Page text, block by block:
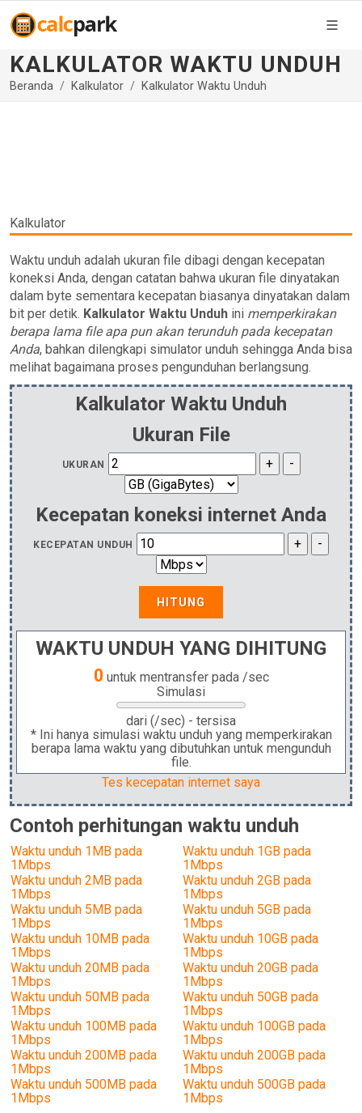
KALKULATOR WAKTU UNDUH
Beranda Kalkulator Kalkulator Waktu Unduh
Kalkulator
Waktu unduh adalah ukuran file dibagi dengan kecepatan
koneksi Anda, dengan catatan bahwa ukuran file dinyatakan
dalam byte sementara kecepatan biasanya dinyatakan dalam
bit per detik. Kalkulator Waktu Unduh ini memperkirakan
berapa lama file apa pun akan terunduh pada kecepatan
Anda, bahkan dilengkapi simulator unduh sehingga Anda bisa
melihat bagaimana proses pengunduhan berlangsung.
Kalkulator Waktu Unduh
Ukuran File
UKURAN
Kecepatan koneksi internet Anda
KECEPATAN UNDUH
HITUNG
WAKTU UNDUH YANG DIHITUNG
0 untuk mentransfer pada /sec
Simulasi
dari (/sec) - tersisa
* Ini hanya simulasi waktu unduh yang memperkirakan
berapa lama waktu yang dibutuhkan untuk mengunduh
file.
Tes kecepatan internet saya
Contoh perhitungan waktu unduh
Waktu unduh 1MB pada
1Mbps
Waktu unduh 1GB pada
1Mbps
Waktu unduh 2MB pada
1Mbps
Waktu unduh 2GB pada
1Mbps
Waktu unduh 5MB pada
1Mbps
Waktu unduh 5GB pada
1Mbps
Waktu unduh 10MB pada
1Mbps
Waktu unduh 10GB pada
1Mbps
Waktu unduh 20MB pada
1Mbps
Waktu unduh 20GB pada
1Mbps
Waktu unduh 50MB pada
1Mbps
Waktu unduh 50GB pada
1Mbps
Waktu unduh 100MB pada
1Mbps
Waktu unduh 100GB pada
1Mbps
Waktu unduh 200MB pada
1Mbps
Waktu unduh 200GB pada
1Mbps
Waktu unduh 500MB pada
1Mbps
Waktu unduh 500GB pada
1Mbps